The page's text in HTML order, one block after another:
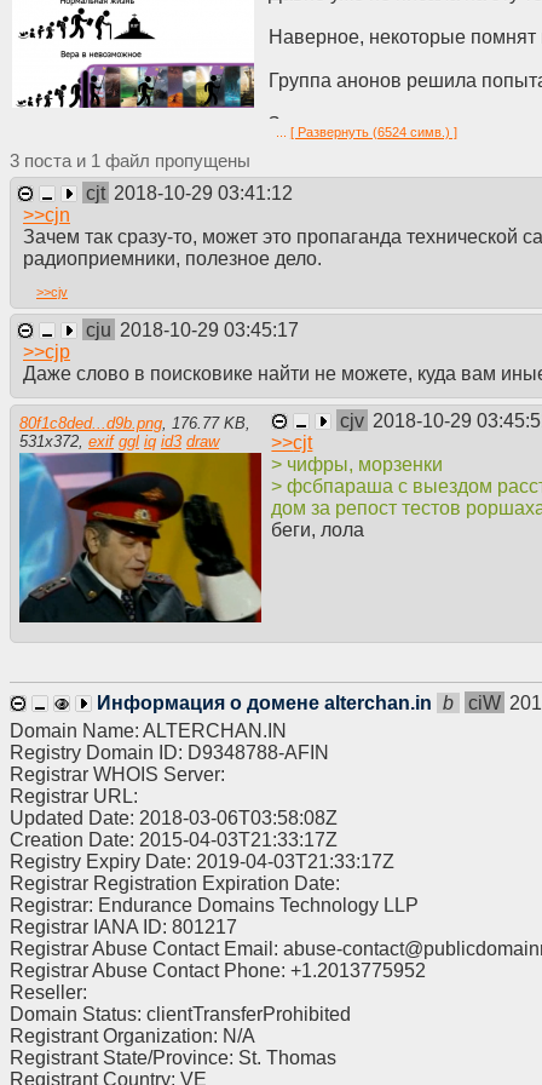
Наверное, некоторые помнят
Группа анонов решила
Задача пусть и утопическая,
Одна короткая жизнь. Всё.
добровольно, завлекаясь
Желанием набить сотый
работой. Добиваться
принесена последняя
потом все забудут.
А можно свою жизнь
самопожертвованию. Пусть и
Попытаться изменить свою
то, что сделает жизнь чем-то
которую можно потратить
Что из себя он конкретно
КСР - это попытка дать всем
желаниями, фантазиями,
полностью насытит всю
но что было, есть, и будет, в
А ведь миры есть любые, так
Любой мир.
называл "искажением
[ Развернуть (6524 симв.) ]
3
1
cjt 2018-10-29 03:41:12
>>cjn
Зачем так сразу-то, может это пропаганда
радиоприемники, полезное дело.
>>cjv
cju 2018-10-29 03:45:17
>>cjp
Даже слово в поисковике найти не можете, куда вам
80f1c8ded...d9b.png 176.77 KB
531x372 exif ggl iq id3 draw
cjv 2018-10-29
>>cjt
> чифры, морзенки
> фсбпараша с выездом
дом за репост тестов
беги, лола
Информация о домене alterchan.in b ciW
Domain Name: ALTERCHAN.IN
Registry Domain ID: D9348788-AFIN
Registrar WHOIS Server:
Registrar URL:
Updated Date: 2018-03-06T03:58:08Z
Creation Date: 2015-04-03T21:33:17Z
Registry Expiry Date: 2019-04-03T21:33:17Z
Registrar Registration Expiration Date:
Registrar: Endurance Domains Technology LLP
Registrar IANA ID: 801217
Registrar Abuse Contact Email: abuse-
Registrar Abuse Contact Phone: +1.2013775952
Reseller:
Domain Status: clientTransferProhibited
Registrant Organization: N/A
Registrant State/Province: St. Thomas
Registrant Country: VE